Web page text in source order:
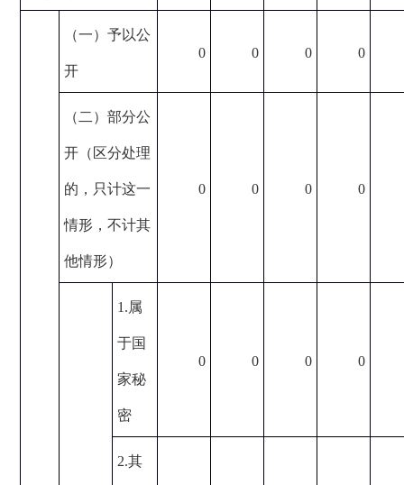
（一）予以公
开
0 0 0 0
（二）部分公
开（区分处理
的，只计这一
情形，不计其
他情形）
0 0 0 0
1.属
于国
家秘
密
0 0 0 0
2.其